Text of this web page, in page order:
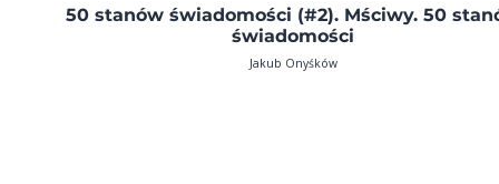
50 stanów świadomości (#2). Mściwy. 50
świadomości
Jakub Onyśków